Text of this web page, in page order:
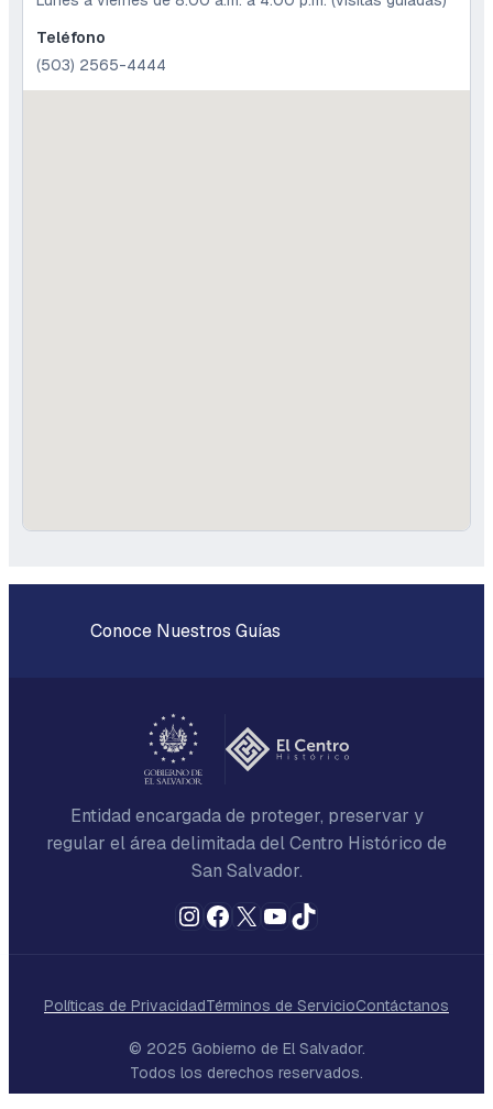
Teléfono
(503) 2565-4444
Conoce Nuestros Guías
Entidad encargada de proteger, preservar y
regular el área delimitada del Centro Histórico de
San Salvador.
Instagram
Facebook
X YouTube
TikTok
© 2025 Gobierno de El Salvador.
Todos los derechos reservados.
Políticas de PrivacidadTérminos de ServicioContáctanos